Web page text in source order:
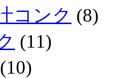
コンク (8)
(11)
(10)